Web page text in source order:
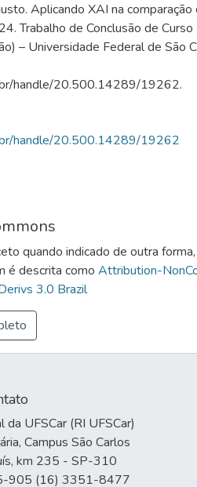
Aplicando XAI na comparação
Trabalho de Conclusão de Curso
– Universidade Federal de São
handle/20.500.14289/19262.
handle/20.500.14289/19262
quando indicado de outra
é descrita como Attribution-
3.0 Brazil
UFSCar (RI UFSCar)
Campus São Carlos
km 235 - SP-310
905 (16) 3351-8477